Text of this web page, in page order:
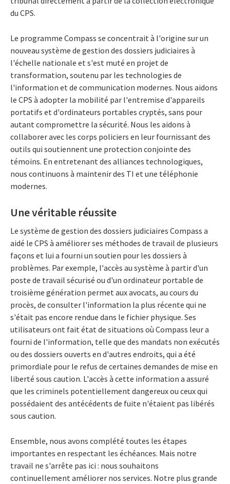
du CPS.
Le programme Compass se concentrait à l'origine sur un
nouveau système de gestion des dossiers judiciaires à
l'échelle nationale et s'est muté en projet de
transformation, soutenu par les technologies de
l'information et de communication modernes. Nous aidons
le CPS à adopter la mobilité par l'entremise d'appareils
portatifs et d'ordinateurs portables cryptés, sans pour
autant compromettre la sécurité. Nous les aidons à
collaborer avec les corps policiers en leur fournissant des
outils qui soutiennent une protection conjointe des
témoins. En entretenant des alliances technologiques,
nous continuons à maintenir des TI et une téléphonie
modernes.
Une véritable réussite
Le système de gestion des dossiers judiciaires Compass a
aidé le CPS à améliorer ses méthodes de travail de plusieurs
façons et lui a fourni un soutien pour les dossiers à
problèmes. Par exemple, l'accès au système à partir d'un
poste de travail sécurisé ou d'un ordinateur portable de
troisième génération permet aux avocats, au cours du
procès, de consulter l'information la plus récente qui ne
s'était pas encore rendue dans le fichier physique. Ses
utilisateurs ont fait état de situations où Compass leur a
fourni de l'information, telle que des mandats non exécutés
ou des dossiers ouverts en d'autres endroits, qui a été
primordiale pour le refus de certaines demandes de mise en
liberté sous caution. L'accès à cette information a assuré
que les criminels potentiellement dangereux ou ceux qui
possédaient des antécédents de fuite n'étaient pas libérés
sous caution.
Ensemble, nous avons complété toutes les étapes
importantes en respectant les échéances. Mais notre
travail ne s'arrête pas ici : nous souhaitons
continuellement améliorer nos services. Notre plus grande